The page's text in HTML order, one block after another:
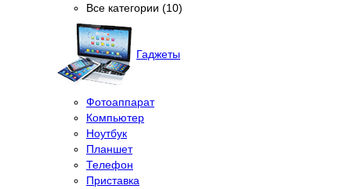
Все категории (10)
Гаджеты
Фотоаппарат
Компьютер
Ноутбук
Планшет
Телефон
Приставка